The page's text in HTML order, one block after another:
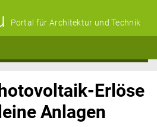
Portal für Architektur und Technik
Erlöse
Anlagen